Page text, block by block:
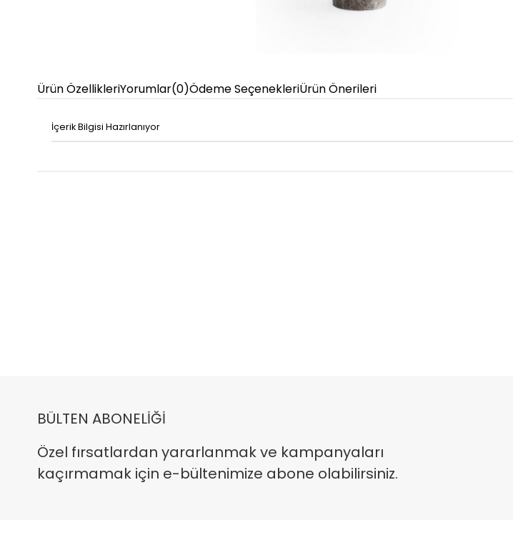
Ürün ÖzellikleriYorumlar(0)Ödeme SeçenekleriÜrün Önerileri
İçerik Bilgisi Hazırlanıyor
BÜLTEN ABONELİĞİ
Özel fırsatlardan yararlanmak ve kampanyaları
kaçırmamak için e-bültenimize abone olabilirsiniz.